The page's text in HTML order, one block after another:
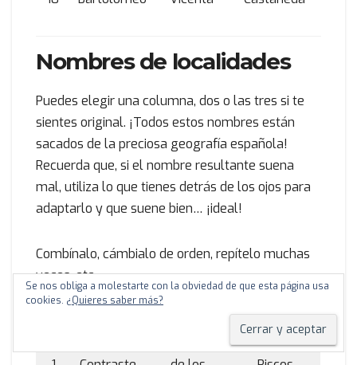
Nombres de localidades
Puedes elegir una columna, dos o las tres si te
sientes original. ¡Todos estos nombres están
sacados de la preciosa geografía española!
Recuerda que, si el nombre resultante suena
mal, utiliza lo que tienes detrás de los ojos para
adaptarlo y que suene bien… ¡ideal!
Combínalo, cámbialo de orden, repítelo muchas
veces, etc.
Sufijo
Se nos obliga a molestarte con la obviedad de que esta página usa
cookies. ¿Quieres saber más?